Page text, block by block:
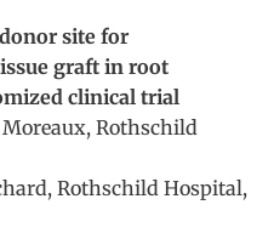
site for
graft in root
clinical trial
Rothschild
Rothschild Hospital,